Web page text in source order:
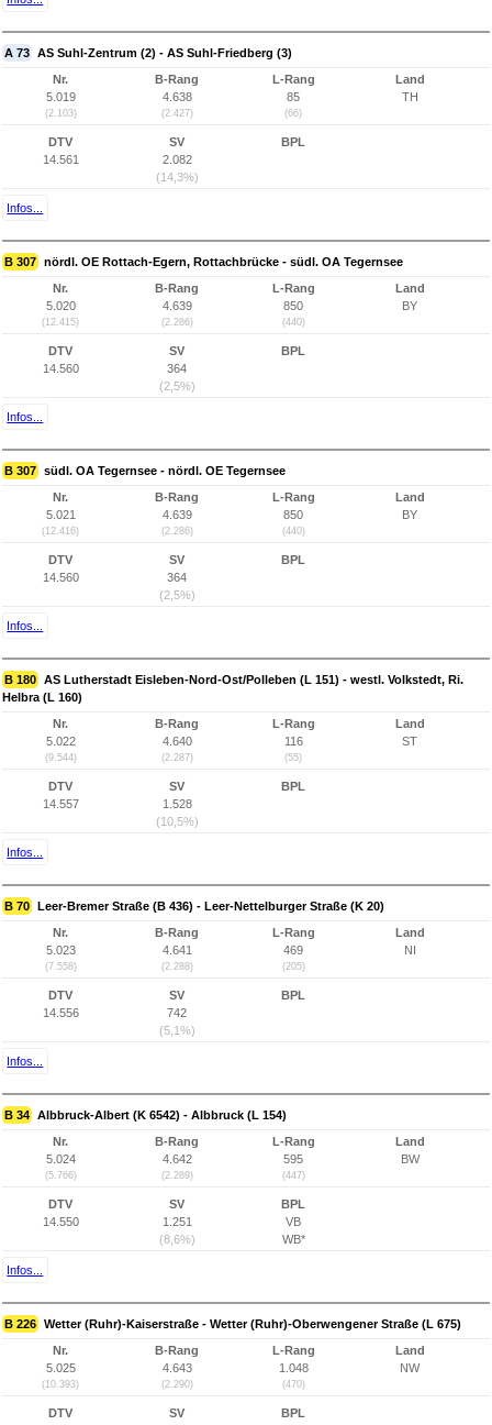
A 73 AS Suhl-Zentrum (2) - AS Suhl-Friedberg (3)
Nr.
5.019
(2.103)
B-Rang
4.638
(2.427)
L-Rang
85
(66)
Land
TH
DTV
14.561
SV
2.082
(14,3%)
BPL
Infos...
B 307 nördl. OE Rottach-Egern, Rottachbrücke - südl. OA Tegernsee
Nr.
5.020
(12.415)
B-Rang
4.639
(2.286)
L-Rang
850
(440)
Land
BY
DTV
14.560
SV
364
(2,5%)
BPL
Infos...
B 307 südl. OA Tegernsee - nördl. OE Tegernsee
Nr.
5.021
(12.416)
B-Rang
4.639
(2.286)
L-Rang
850
(440)
Land
BY
DTV
14.560
SV
364
(2,5%)
BPL
Infos...
B 180 AS Lutherstadt Eisleben-Nord-Ost/Polleben (L 151) - westl. Volkstedt, Ri.
Helbra (L 160)
Nr.
5.022
(9.544)
B-Rang
4.640
(2.287)
L-Rang
116
(55)
Land
ST
DTV
14.557
SV
1.528
(10,5%)
BPL
Infos...
B 70 Leer-Bremer Straße (B 436) - Leer-Nettelburger Straße (K 20)
Nr.
5.023
(7.558)
B-Rang
4.641
(2.288)
L-Rang
469
(205)
Land
NI
DTV
14.556
SV
742
(5,1%)
BPL
Infos...
B 34 Albbruck-Albert (K 6542) - Albbruck (L 154)
Nr.
5.024
(5.766)
B-Rang
4.642
(2.289)
L-Rang
595
(447)
Land
BW
DTV
14.550
SV
1.251
(8,6%)
BPL
VB
WB*
Infos...
B 226 Wetter (Ruhr)-Kaiserstraße - Wetter (Ruhr)-Oberwengener Straße (L 675)
Nr.
5.025
(10.393)
B-Rang
4.643
(2.290)
L-Rang
1.048
(470)
Land
NW
DTV
SV
BPL